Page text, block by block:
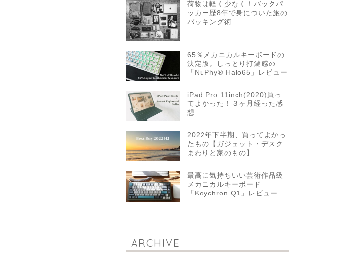
荷物は軽く少なく！バックパ
ッカー歴8年で身についた旅の
パッキング術
65％メカニカルキーボードの
決定版。しっとり打鍵感の
「NuPhy® Halo65」レビュー
iPad Pro 11inch(2020)買っ
てよかった！３ヶ月経った感
想
2022年下半期、買ってよかっ
たもの【ガジェット・デスク
まわりと家のもの】
最高に気持ちいい芸術作品級
メカニカルキーボード
「Keychron Q1」レビュー
ARCHIVE